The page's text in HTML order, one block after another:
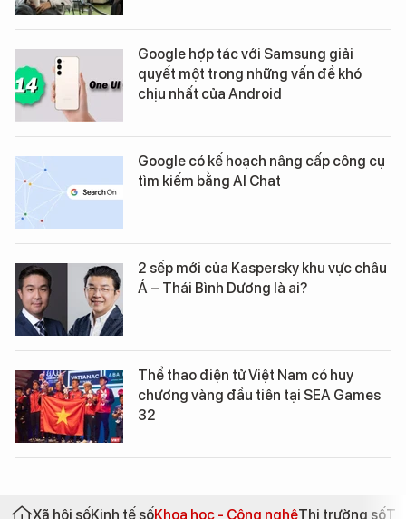
Google hợp tác với Samsung giải
quyết một trong những vấn đề khó
chịu nhất của Android
Google có kế hoạch nâng cấp công cụ
tìm kiếm bằng AI Chat
2 sếp mới của Kaspersky khu vực châu
Á – Thái Bình Dương là ai?
Thể thao điện tử Việt Nam có huy
chương vàng đầu tiên tại SEA Games
32
Xã hội sốKinh tế sốKhoa học - Công nghệThị trường số